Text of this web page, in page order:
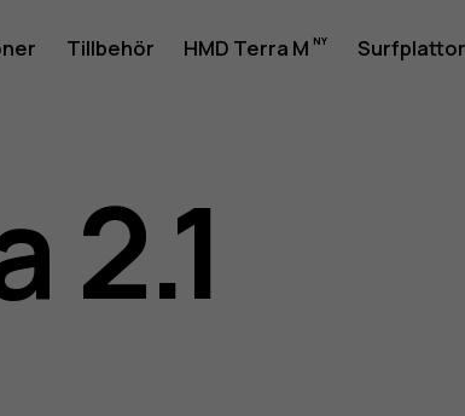
Tillbehör HMD Terra M Surfplattor
2.1